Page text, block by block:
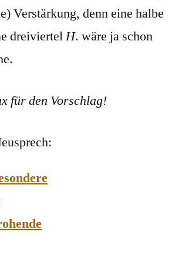
Verstärkung, denn eine halbe
dreiviertelH. wäre ja schon
für den Vorschlag!